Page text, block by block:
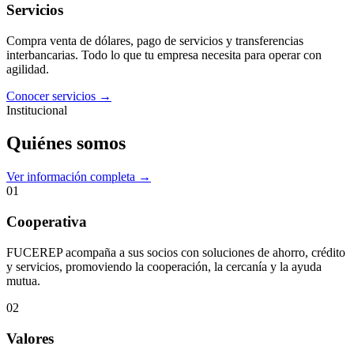
Servicios
Compra venta de dólares, pago de servicios y transferencias
interbancarias. Todo lo que tu empresa necesita para operar con
agilidad.
Conocer servicios →
Institucional
Quiénes somos
Ver información completa →
01
Cooperativa
FUCEREP acompaña a sus socios con soluciones de ahorro, crédito
y servicios, promoviendo la cooperación, la cercanía y la ayuda
mutua.
02
Valores